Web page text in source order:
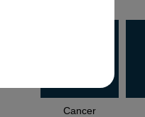
Cancer